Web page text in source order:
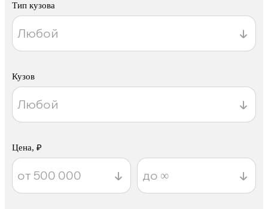
Тип кузова
Кузов
Цена, ₽